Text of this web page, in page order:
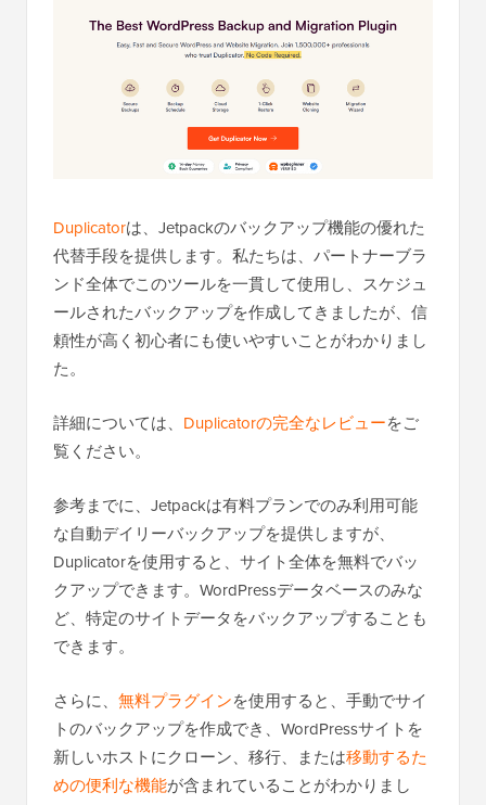
Duplicatorは、Jetpackのバックアップ機能の優れた
代替手段を提供します。私たちは、パートナーブラ
ンド全体でこのツールを一貫して使用し、スケジュ
ールされたバックアップを作成してきましたが、信
頼性が高く初心者にも使いやすいことがわかりまし
た。
詳細については、 Duplicatorの完全なレビューをご
覧ください。
参考までに、Jetpackは有料プランでのみ利用可能
な自動デイリーバックアップを提供しますが、
Duplicatorを使用すると、サイト全体を無料でバッ
クアップできます。WordPressデータベースのみな
ど、特定のサイトデータをバックアップすることも
できます。
さらに、 無料プラグインを使用すると、手動でサイ
トのバックアップを作成でき、WordPressサイトを
新しいホストにクローン、移行、または移動するた
めの便利な機能が含まれていることがわかりまし